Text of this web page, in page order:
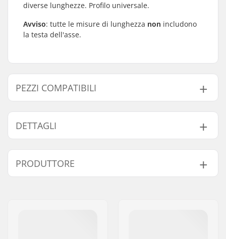
diverse lunghezze. Profilo universale.
Avviso: tutte le misure di lunghezza non includono
la testa dell'asse.
PEZZI COMPATIBILI
Trova prodotti compatibili con Tempish 6mm Ruota
Assi 4-Confezione:
DETTAGLI
Diametro Asse: 6mm
PRODUTTORE